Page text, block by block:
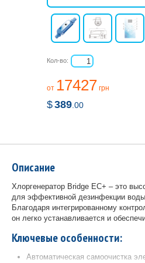
от 17427 грн
$389 .00
Кол-во:
Описание
Хлоргенератор Bridge EC+ – это
для эффективной дезинфекции
Благодаря интегрированному
он легко устанавливается и
Ключевые особенности:
Автоматическая самоочистка